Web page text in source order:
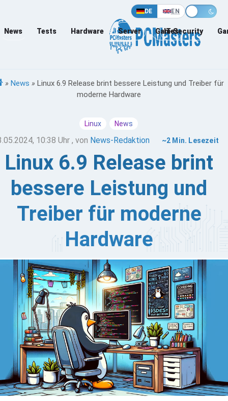
DE EN
News Tests Hardware Server Games
IT-Security
» News » Linux 6.9 Release brint bessere Leistung und Treiber für
moderne Hardware
Linux News
10:38 Uhr , von News-Redaktion ~2 Min. Lesezeit
Linux 6.9 Release brint
bessere Leistung und
Treiber für moderne
Hardware
neueste stabile Linux-Kernel 6.9 Version wurde offiziell
und bietet ein wichtiges Update für Nutzer
Rolling-Release-Linux-Distributionen und andere, die
für den Sommer planen. Die neue Version enthält
Reihe von Leistungsverbesserungen und Funktionen
moderne Computerumgebungen.